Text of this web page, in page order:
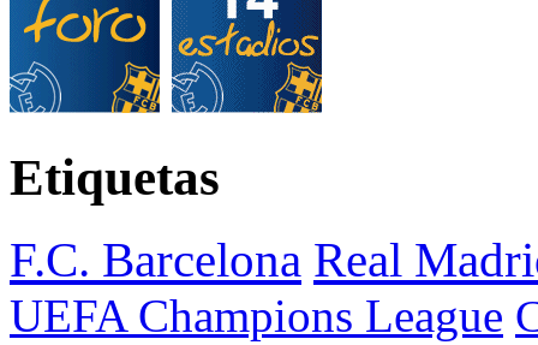
Etiquetas
F.C. Barcelona Real
UEFA Champions League